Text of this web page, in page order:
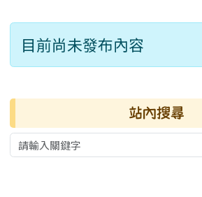
目前尚未發布內容
右邊區域內容 站內搜尋